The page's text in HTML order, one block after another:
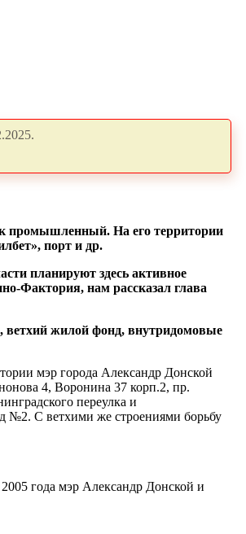
промышленный. На его территории
порт и др.
планируют здесь активное
Фактория, нам рассказал глава
ветхий жилой фонд, внутридомовые
мэр города Александр Донской
4, Воронина 37 корп.2, пр.
переулка и
№2. С ветхими же строениями борьбу
года мэр Александр Донской и